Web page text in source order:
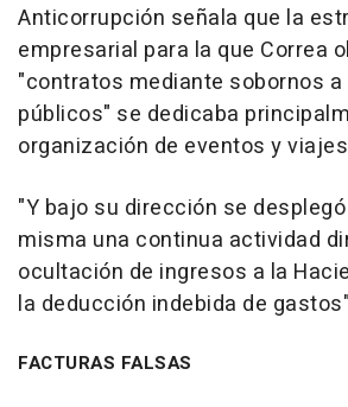
Anticorrupción señala que la
empresarial para la que Correa
"contratos mediante sobornos a
públicos" se dedicaba
organización de eventos y
"Y bajo su dirección se
misma una continua actividad
ocultación de ingresos a la
la deducción indebida de
FACTURAS FALSAS